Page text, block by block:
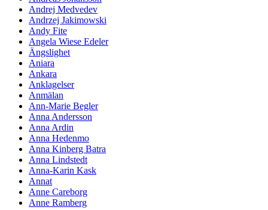
Andrej Medvedev
Andrzej Jakimowski
Andy Fite
Angela Wiese Edeler
Ängslighet
Aniara
Ankara
Anklagelser
Anmälan
Ann-Marie Begler
Anna Andersson
Anna Ardin
Anna Hedenmo
Anna Kinberg Batra
Anna Lindstedt
Anna-Karin Kask
Annat
Anne Careborg
Anne Ramberg